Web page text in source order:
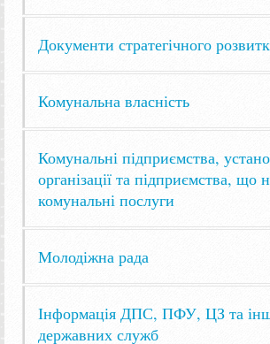
Документи стратегічного
Комунальна власність
Комунальні підприємства,
організації та підприємства, що
комунальні послуги
Молодіжна рада
Інформація ДПС, ПФУ, ЦЗ та
державних служб